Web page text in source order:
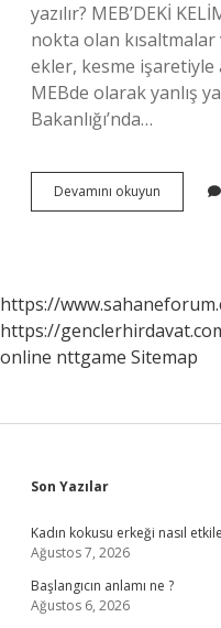
yazılır? MEB’DEKİ
nokta olan
ekler, kesme işaretiyle
MEBde olarak yanlış
Bakanlığı’nda…
Devamını okuyun
Kısaltması
https://
https://
online nttgame Sitemap
Sidebar
Son Yazılar
Kadın kokusu erkeği nasıl
Ağustos 7, 2026
Başlangıcın anlamı ne ?
Ağustos 6, 2026